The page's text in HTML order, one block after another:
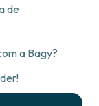
de
a Bagy?